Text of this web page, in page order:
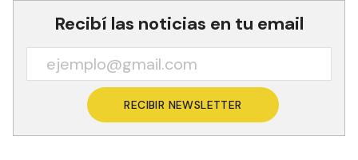
Recibí las noticias en tu email
RECIBIR NEWSLETTER